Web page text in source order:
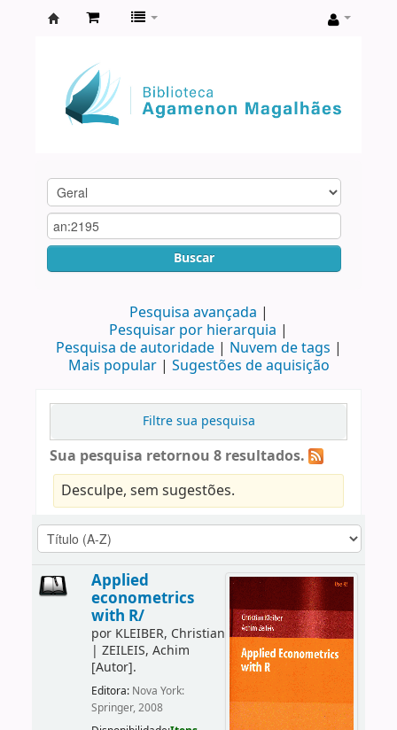
Agamenon
Magalhães
Buscar
Pesquisa avançada
Pesquisar por hierarquia
Pesquisa de autoridade
Nuvem de tags
Mais popular
Sugestões de aquisição
Filtre sua pesquisa
Sua pesquisa retornou 8 resultados.
Desculpe, sem sugestões.
Applied
econometrics
with R/
por KLEIBER, Christian
| ZEILEIS, Achim
[Autor].
Editora: Nova York:
Springer, 2008